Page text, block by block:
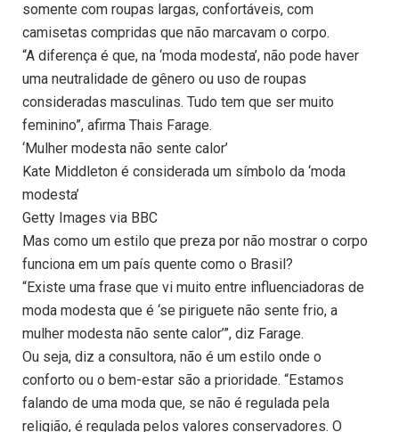
somente com roupas largas, confortáveis, com
camisetas compridas que não marcavam o corpo.
“A diferença é que, na ‘moda modesta’, não pode haver
uma neutralidade de gênero ou uso de roupas
consideradas masculinas. Tudo tem que ser muito
feminino”, afirma Thais Farage.
‘Mulher modesta não sente calor’
Kate Middleton é considerada um símbolo da ‘moda
modesta’
Getty Images via BBC
Mas como um estilo que preza por não mostrar o corpo
funciona em um país quente como o Brasil?
“Existe uma frase que vi muito entre influenciadoras de
moda modesta que é ‘se piriguete não sente frio, a
mulher modesta não sente calor’”, diz Farage.
Ou seja, diz a consultora, não é um estilo onde o
conforto ou o bem-estar são a prioridade. “Estamos
falando de uma moda que, se não é regulada pela
religião, é regulada pelos valores conservadores. O